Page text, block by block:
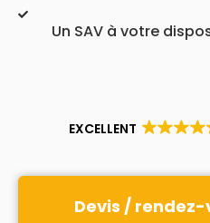
Un SAV à votre
EXCELLENT
Devis /